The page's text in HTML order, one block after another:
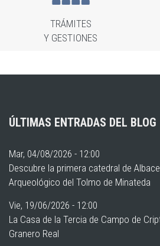
TRÁMITES
Y GESTIONES
ÚLTIMAS ENTRADAS DEL BLOG
Mar, 04/08/2026 - 12:00
Descubre la primera catedral de
Arqueológico del Tolmo de Minateda
Vie, 19/06/2026 - 12:00
La Casa de la Tercia de Campo de
Granero Real